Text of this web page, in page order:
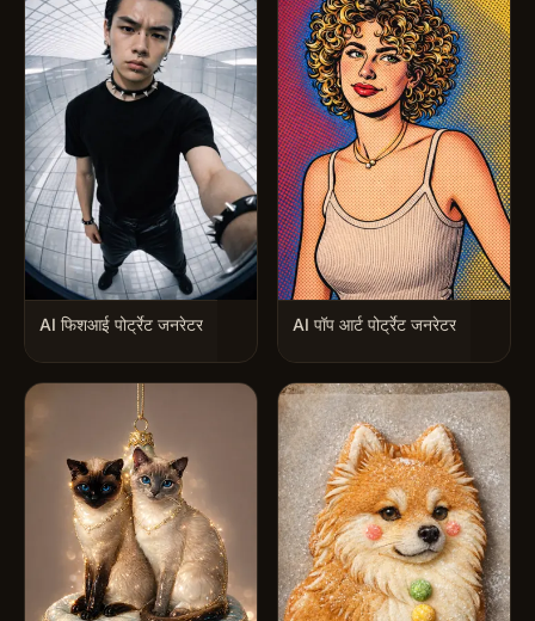
AI फिशआई पोर्ट्रेट जनरेटर AI पॉप आर्ट पोर्ट्रेट जनरेटर